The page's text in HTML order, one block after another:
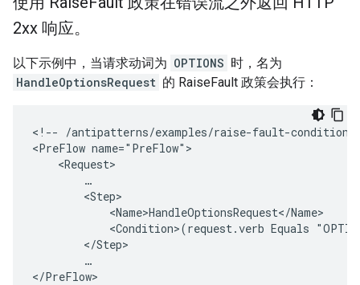
2xx 响应。
以下示例中，当请求动词为 OPTIONS 时，名为
HandleOptionsRequest 的 RaiseFault 政策会执行：
< !-- /antipatterns/examples/raise-fault-
<PreFlow name="PreFlow"
    <Request>
        …
        <Step>
            <Name>HandleOptionsRequest</Name>
<Condition>(request.verb Equals
        </Step>
        …
</PreFlow>